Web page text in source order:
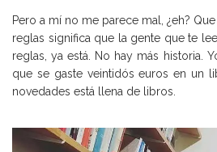
Pero a mí no me parece mal, ¿eh?
reglas significa que la gente que te
reglas, ya está. No hay más historia.
que se gaste veintidós euros en un
novedades está llena de libros.